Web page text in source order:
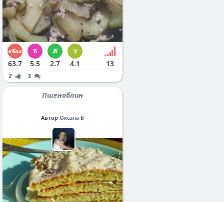
63.7 5.5 2.7 4.1 13
2 3
Пшеноблин
Автор Оксана Б